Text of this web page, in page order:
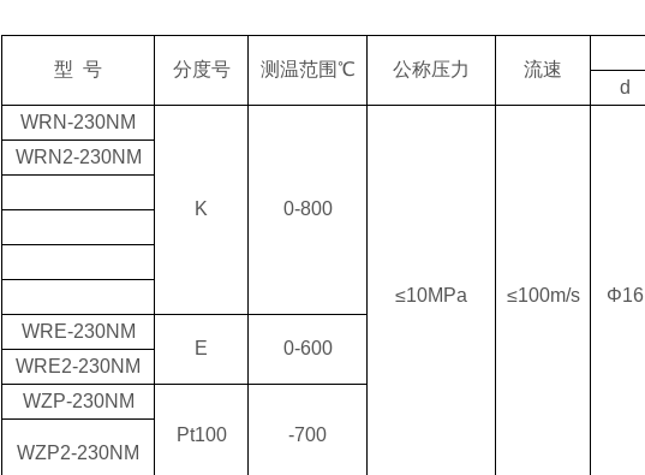
型 号 分度号 测温范围℃ 公称压力 流速
d
WRN-230NM
K 0-800
≤10MPa ≤100m/s Φ16
WRN2-230NM
WRE-230NM
E
0-600
WRE2-230NM
WZP-230NM
Pt100
-700
WZP2-230NM